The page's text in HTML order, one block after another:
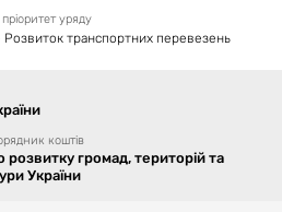
уряду
транспортних перевезень
коштів
розвитку громад, територій та
України